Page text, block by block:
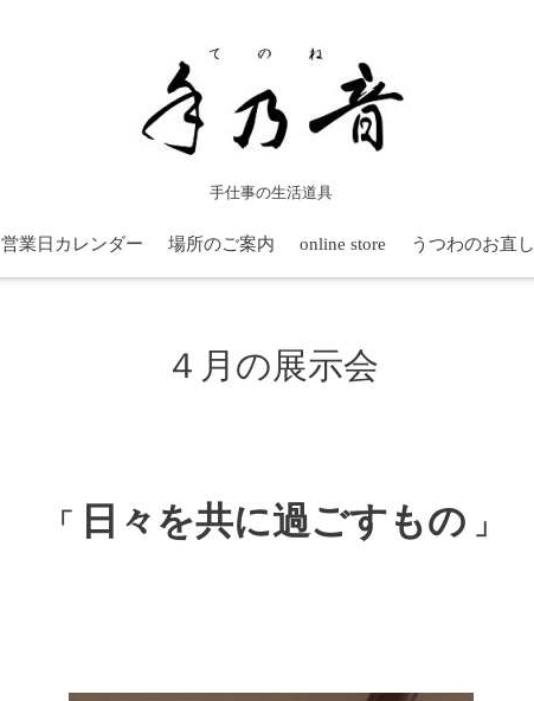
手仕事の生活道具
営業日カレンダー 場所のご案内 online store うつわのお直し
４月の展示会
「 日々を共に過ごすもの 」